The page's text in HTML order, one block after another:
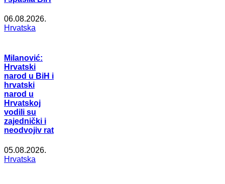
06.08.2026.
Hrvatska
Milanović:
Hrvatski
narod u BiH i
hrvatski
narod u
Hrvatskoj
vodili su
zajednički i
neodvojiv rat
05.08.2026.
Hrvatska